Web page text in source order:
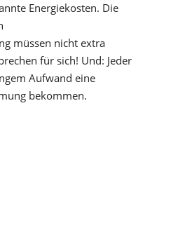
Energiekosten. Die
müssen nicht extra
für sich! Und: Jeder
Aufwand eine
bekommen.